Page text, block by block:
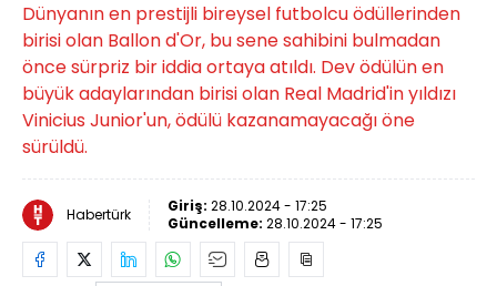
Dünyanın en prestijli bireysel futbolcu ödüllerinden
birisi olan Ballon d'Or, bu sene sahibini bulmadan
önce sürpriz bir iddia ortaya atıldı. Dev ödülün en
büyük adaylarından birisi olan Real Madrid'in yıldızı
Vinicius Junior'un, ödülü kazanamayacağı öne
sürüldü.
Habertürk Giriş: 28.10.2024 - 17:25
Güncelleme: 28.10.2024 - 17:25